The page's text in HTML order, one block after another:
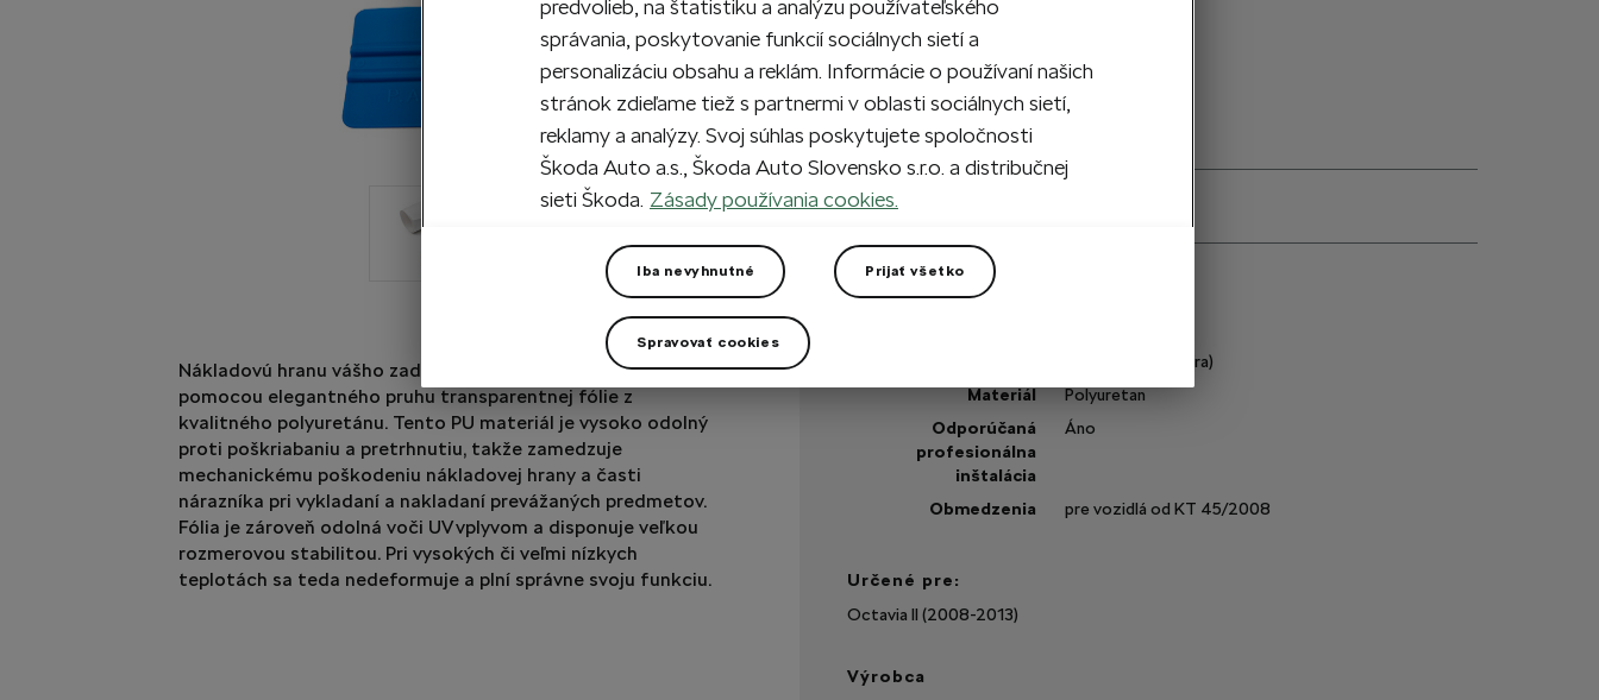
Nákladovú hranu vášho zadného nárazníka môžete ochrániť
pomocou elegantného pruhu transparentnej fólie z
kvalitného polyuretánu. Tento PU materiál je vysoko odolný
proti poškriabaniu a pretrhnutiu, takže zamedzuje
mechanickému poškodeniu nákladovej hrany a časti
nárazníka pri vykladaní a nakladaní prevážaných predmetov.
Fólia je zároveň odolná voči UV vplyvom a disponuje veľkou
rozmerovou stabilitou. Pri vysokých či veľmi nízkych
teplotách sa teda nedeformuje a plní správne svoju funkciu.
1
Vypredané
Máte otázku?
Technické špecifikácie
Transparentná (číra)
Materiál
Polyuretan
Odporúčaná
profesionálna
inštalácia
Áno
Obmedzenia pre vozidlá od KT 45/2008
Určené pre:
Octavia II (2008-2013)
Výrobca
predvolieb, na štatistiku a analýzu používateľského
správania, poskytovanie funkcií sociálnych sietí a
personalizáciu obsahu a reklám. Informácie o používaní našich
stránok zdieľame tiež s partnermi v oblasti sociálnych sietí,
reklamy a analýzy. Svoj súhlas poskytujete spoločnosti
Škoda Auto a.s., Škoda Auto Slovensko s.r.o. a distribučnej
sieti Škoda. Zásady používania cookies.
Iba nevyhnutné Prijať všetko
Spravovať cookies